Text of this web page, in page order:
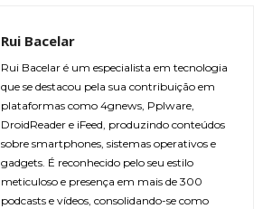
Rui Bacelar
Rui Bacelar é um especialista em tecnologia
que se destacou pela sua contribuição em
plataformas como 4gnews, Pplware,
DroidReader e iFeed, produzindo conteúdos
sobre smartphones, sistemas operativos e
gadgets. É reconhecido pelo seu estilo
meticuloso e presença em mais de 300
podcasts e vídeos, consolidando-se como